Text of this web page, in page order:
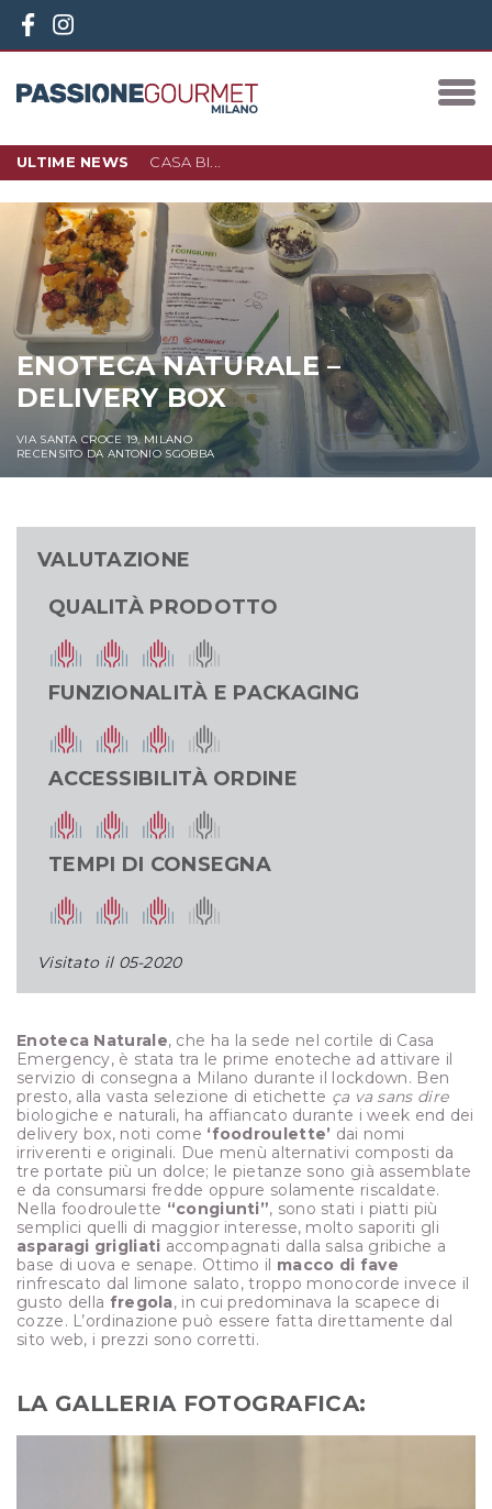
ULTIME NEWS
CASA BI...
10 DICEMBRE 2023
QUARTIERE D…LEGGI DI PIÙ
ENOTECA NATURALE –
DELIVERY BOX
VIA SANTA CROCE 19, MILANO
RECENSITO DA ANTONIO SGOBBA
VALUTAZIONE
QUALITÀ PRODOTTO
FUNZIONALITÀ E PACKAGING
ACCESSIBILITÀ ORDINE
TEMPI DI CONSEGNA
Visitato il 05-2020
Enoteca Naturale, che ha la sede nel cortile di Casa
Emergency, è stata tra le prime enoteche ad attivare il
servizio di consegna a Milano durante il lockdown. Ben
presto, alla vasta selezione di etichette ça va sans dire
biologiche e naturali, ha affiancato durante i week end dei
delivery box, noti come ‘foodroulette’ dai nomi
irriverenti e originali. Due menù alternativi composti da
tre portate più un dolce; le pietanze sono già assemblate
e da consumarsi fredde oppure solamente riscaldate.
Nella foodroulette “congiunti”, sono stati i piatti più
semplici quelli di maggior interesse, molto saporiti gli
asparagi grigliati accompagnati dalla salsa gribiche a
base di uova e senape. Ottimo il macco di fave
rinfrescato dal limone salato, troppo monocorde invece il
gusto della fregola, in cui predominava la scapece di
cozze. L’ordinazione può essere fatta direttamente dal
sito web, i prezzi sono corretti.
LA GALLERIA FOTOGRAFICA: